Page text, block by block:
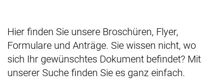
Hier finden Sie unsere Broschüren, Flyer,
Formulare und Anträge. Sie wissen nicht, wo
sich Ihr gewünschtes Dokument befindet? Mit
unserer Suche finden Sie es ganz einfach.